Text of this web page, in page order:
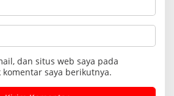
dan situs web saya pada
saya berikutnya.